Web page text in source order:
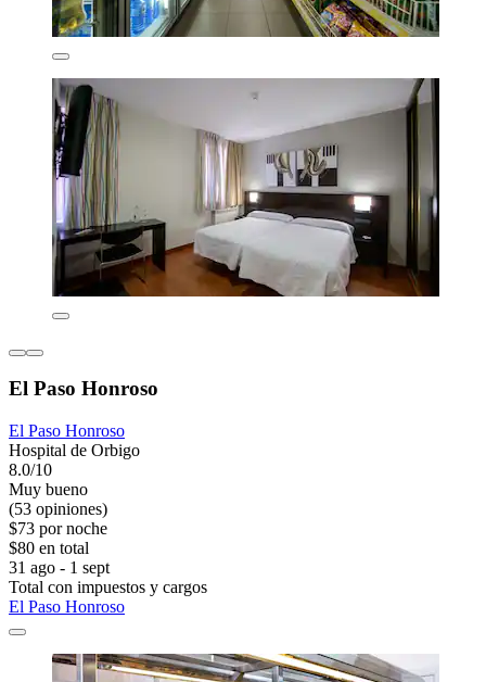
El Paso Honroso
El Paso Honroso
Hospital de Orbigo
8.0/10
Muy bueno
(53 opiniones)
$73 por noche
$80 en total
31 ago - 1 sept
Total con impuestos y cargos
El Paso Honroso